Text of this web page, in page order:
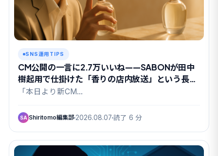
SNS運用TIPS
CM公開の一言に2.7万いいね——SABONが田中
樹起用で仕掛けた「香りの店内放送」という長期
戦
「本日より新CM…
SA Shiritomo編集部 2026.08.07 読了 6 分